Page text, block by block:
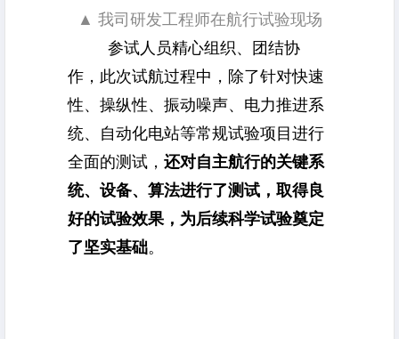
▲ 我司研发工程师在航行试验现场
参试人员精心组织、团结协
作，此次试航过程中，除了针对快速
性、操纵性、 振动噪声、电力推进系
统、自动化电站等常规试验项目进行
全面的测试， 还对自主航行的关键系
统、设备、算法进行了测试，取得良
好的试验效果，为后续科学试验奠定
了坚实基础。